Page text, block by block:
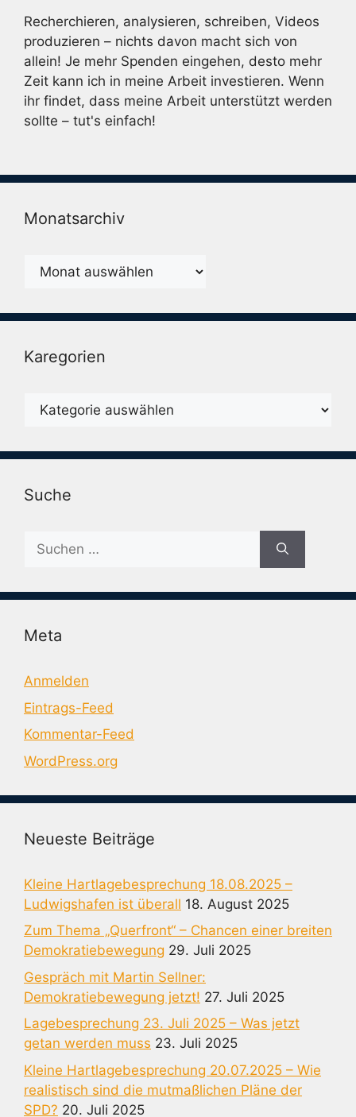
Recherchieren, analysieren, schreiben, Videos
produzieren – nichts davon macht sich von
allein! Je mehr Spenden eingehen, desto mehr
Zeit kann ich in meine Arbeit investieren. Wenn
ihr findet, dass meine Arbeit unterstützt werden
sollte – tut's einfach!
Monatsarchiv
Monatsarchiv
Karegorien
Karegorien
Suche
Suche
nach:
Meta
Anmelden
Eintrags-Feed
Kommentar-Feed
WordPress.org
Neueste Beiträge
Kleine Hartlagebesprechung 18.08.2025 –
Ludwigshafen ist überall 18. August 2025
Zum Thema „Querfront“ – Chancen einer breiten
Demokratiebewegung 29. Juli 2025
Gespräch mit Martin Sellner:
Demokratiebewegung jetzt! 27. Juli 2025
Lagebesprechung 23. Juli 2025 – Was jetzt
getan werden muss 23. Juli 2025
Kleine Hartlagebesprechung 20.07.2025 – Wie
realistisch sind die mutmaßlichen Pläne der
SPD? 20. Juli 2025